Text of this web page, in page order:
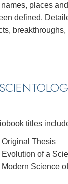
places
defined.
titles
Thesis
of a
Science